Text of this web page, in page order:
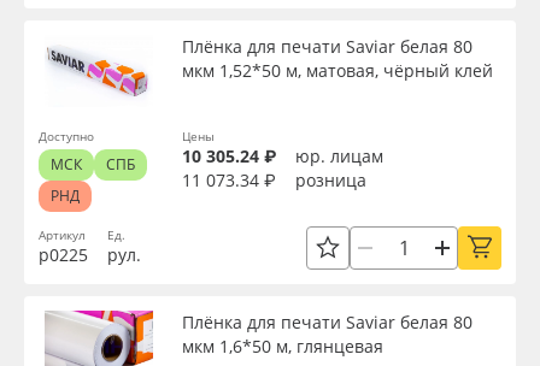
Артикул
р0225
Плёнка для печати Saviar белая 80
мкм 1,52*50 м, матовая, чёрный клей
Ед.
рул.
Цены
10 305.24 ₽
юр. лицам
11 073.34 ₽
розница
Доступно
МСК
СПБ
РНД
Плёнка для печати Saviar белая 80
мкм 1,6*50 м, глянцевая